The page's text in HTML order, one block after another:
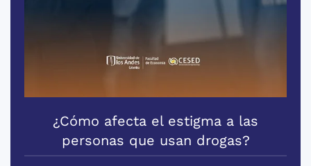
¿Cómo afecta el estigma a las
personas que usan drogas?